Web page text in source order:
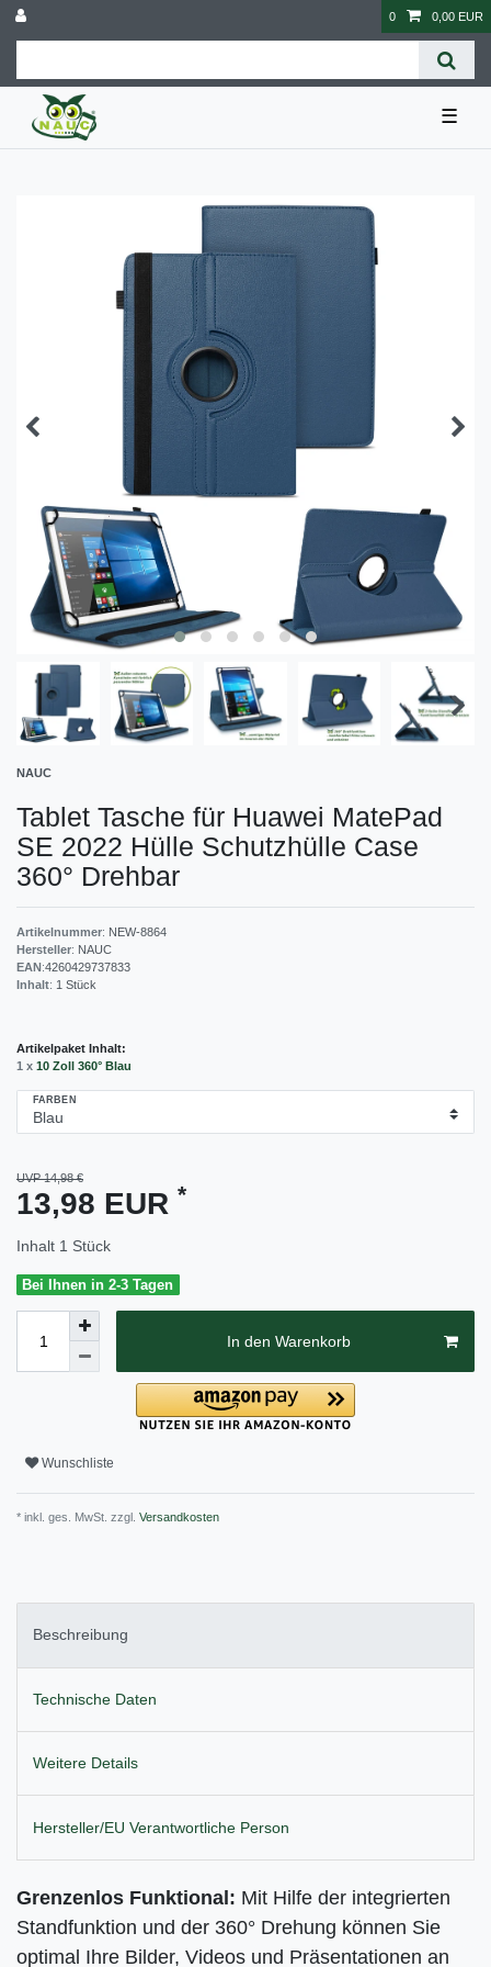
0 0,00 EUR
☰
NAUC
Tablet Tasche für Huawei MatePad
SE 2022 Hülle Schutzhülle Case
360° Drehbar
Artikelnummer: NEW-8864
Hersteller: NAUC
EAN:4260429737833
Inhalt: 1 Stück
Artikelpaket Inhalt:
1 x 10 Zoll 360° Blau
FARBEN
UVP 14,98 €
13,98 EUR *
Inhalt 1 Stück
Bei Ihnen in 2-3 Tagen
In den Warenkorb
Wunschliste
* inkl. ges. MwSt. zzgl. Versandkosten
Beschreibung
Technische Daten
Weitere Details
Hersteller/EU Verantwortliche Person
Grenzenlos Funktional: Mit Hilfe der integrierten
Standfunktion und der 360° Drehung können Sie
optimal Ihre Bilder, Videos und Präsentationen an